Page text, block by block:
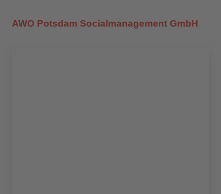
AWO Potsdam Socialmanagement GmbH